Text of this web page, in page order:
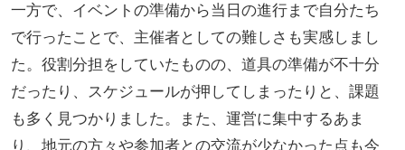
一方で、イベントの準備から当日の進行まで自分たち
で行ったことで、主催者としての難しさも実感しまし
た。役割分担をしていたものの、道具の準備が不十分
だったり、スケジュールが押してしまったりと、課題
も多く見つかりました。また、運営に集中するあま
り、地元の方々や参加者との交流が少なかった点も今